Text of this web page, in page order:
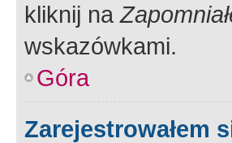
kliknij na
wskazówkami.
Góra
Zarejestrowałem